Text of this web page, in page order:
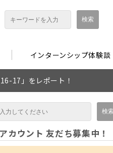
インターンシップ体験談
17」をレポート！
カウント 友だち募集中！